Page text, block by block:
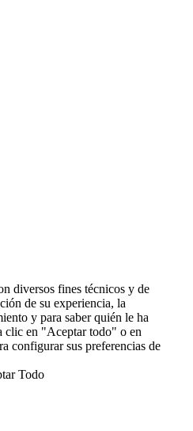
diversos fines técnicos y de
de su experiencia, la
y para saber quién le ha
clic en "Aceptar todo" o en
configurar sus preferencias de
Todo